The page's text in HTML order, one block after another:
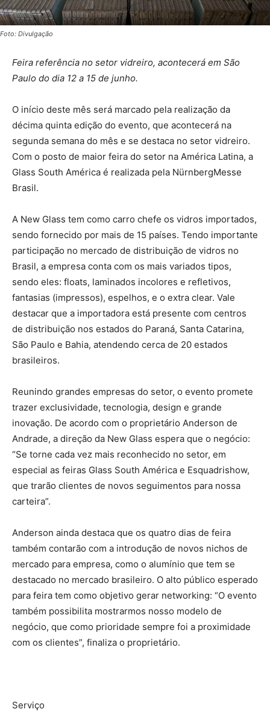
Foto: Divulgação
Feira referência no setor vidreiro, acontecerá em São
Paulo do dia 12 a 15 de junho.
O início deste mês será marcado pela realização da
décima quinta edição do evento, que acontecerá na
segunda semana do mês e se destaca no setor vidreiro.
Com o posto de maior feira do setor na América Latina, a
Glass South América é realizada pela NürnbergMesse
Brasil.
A New Glass tem como carro chefe os vidros importados,
sendo fornecido por mais de 15 países. Tendo importante
participação no mercado de distribuição de vidros no
Brasil, a empresa conta com os mais variados tipos,
sendo eles: floats, laminados incolores e refletivos,
fantasias (impressos), espelhos, e o extra clear. Vale
destacar que a importadora está presente com centros
de distribuição nos estados do Paraná, Santa Catarina,
São Paulo e Bahia, atendendo cerca de 20 estados
brasileiros.
Reunindo grandes empresas do setor, o evento promete
trazer exclusividade, tecnologia, design e grande
inovação. De acordo com o proprietário Anderson de
Andrade, a direção da New Glass espera que o negócio:
“Se torne cada vez mais reconhecido no setor, em
especial as feiras Glass South América e Esquadrishow,
que trarão clientes de novos seguimentos para nossa
carteira”.
Anderson ainda destaca que os quatro dias de feira
também contarão com a introdução de novos nichos de
mercado para empresa, como o alumínio que tem se
destacado no mercado brasileiro. O alto público esperado
para feira tem como objetivo gerar networking: “O evento
também possibilita mostrarmos nosso modelo de
negócio, que como prioridade sempre foi a proximidade
com os clientes”, finaliza o proprietário.
Serviço